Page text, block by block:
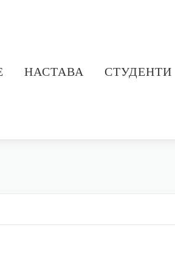
НАСТАВА СТУДЕНТИ